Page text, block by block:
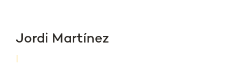
Jordi Martínez